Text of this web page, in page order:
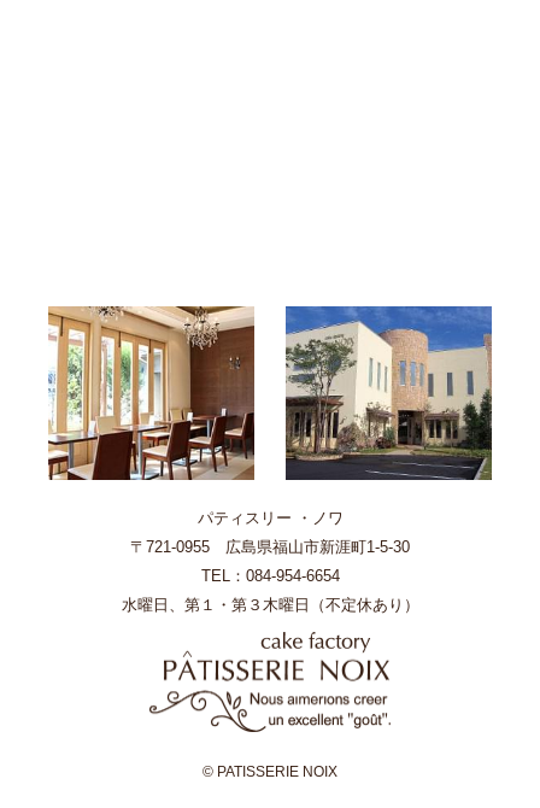
パティスリー ・ノワ
〒721-0955 広島県福山市新涯町1-5-30
TEL：084-954-6654
水曜日、第１・第３木曜日（不定休あり）
© PATISSERIE NOIX